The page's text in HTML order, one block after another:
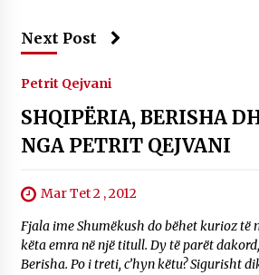
Next Post
Petrit Qejvani
SHQIPËRIA, BERISHA
NGA PETRIT QEJVANI
Mar Tet 2 , 2012
Fjala ime Shumëkush do bëhet kurioz të
këta emra në një titull. Dy të parët
Berisha. Po i treti, c’hyn këtu? Sigurisht